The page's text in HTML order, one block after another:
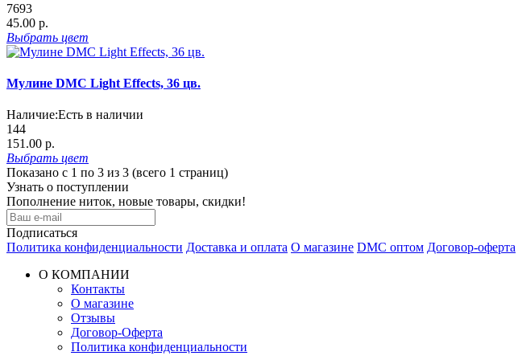
7693
45.00 р.
Выбрать цвет
Мулине DMC Light Effects, 36 цв.
Наличие:Есть в наличии
144
151.00 р.
Выбрать цвет
Показано с 1 по 3 из 3 (всего 1 страниц)
Узнать о поступлении
Пополнение ниток, новые товары, скидки!
Подписаться
Политика конфиденциальности Доставка и оплата О магазине DMC оптом Договор-оферта
О КОМПАНИИ
Контакты
О магазине
Отзывы
Договор-Оферта
Политика конфиденциальности